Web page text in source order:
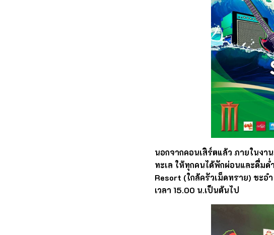
นอกจากคอนเสิร์ตแล้ว ภายในง
ทะเล ให้ทุกคนได้พักผ่อนและดื่ม
Resort (ใกล้ครัวเม็ดทราย) ชะ
เวลา 15.00 น.เป็นต้นไป